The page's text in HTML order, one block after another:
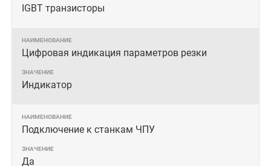
IGBT транзисторы
Цифровая индикация параметров резки
Индикатор
Подключение к станкам ЧПУ
Да